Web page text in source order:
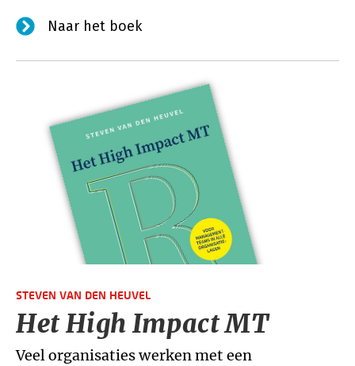
Naar het boek
STEVEN VAN DEN HEUVEL
Het High Impact MT
Veel organisaties werken met een